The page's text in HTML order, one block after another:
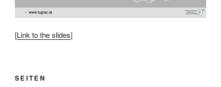
[Link to the slides]
SEITEN